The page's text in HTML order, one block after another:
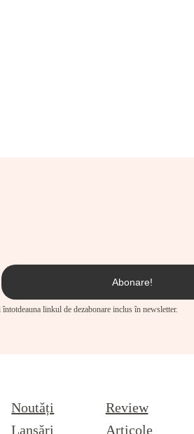
linkul de dezabonare inclus în newsletter.
Noutăți
Lansări
Review
Articole